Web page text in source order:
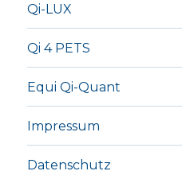
Qi-LUX
Qi 4 PETS
Equi Qi-Quant
Impressum
Datenschutz